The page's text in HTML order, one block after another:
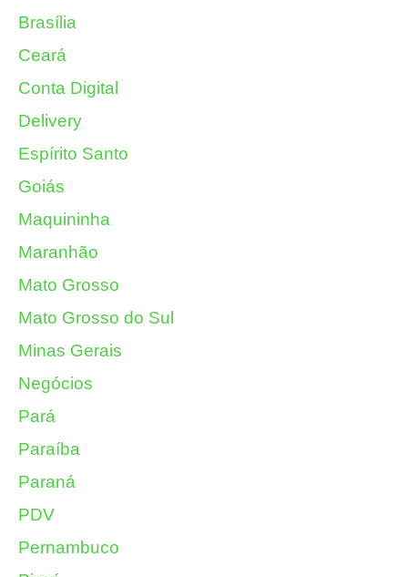
Brasília
Ceará
Conta Digital
Delivery
Espírito Santo
Goiás
Maquininha
Maranhão
Mato Grosso
Mato Grosso do Sul
Minas Gerais
Negócios
Pará
Paraíba
Paraná
PDV
Pernambuco